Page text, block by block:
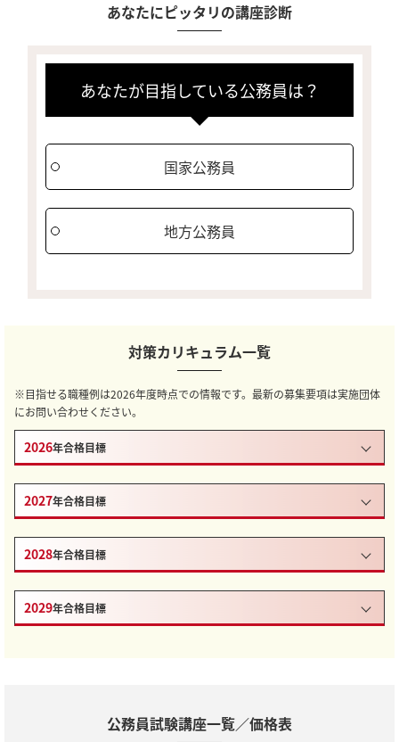
あなたにピッタリの講座診断
あなたが目指している公務員は？
国家公務員
地方公務員
対策カリキュラム一覧
※目指せる職種例は2026年度時点での情報です。最新の募集要項は実施団体
にお問い合わせください。
2026年合格目標
2027年合格目標
2028年合格目標
2029年合格目標
公務員試験講座一覧／価格表